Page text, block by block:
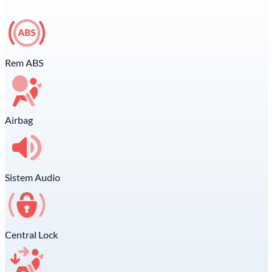
Rem ABS
Airbag
Sistem Audio
Central Lock